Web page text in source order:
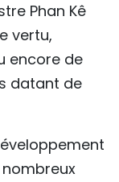
Phan Kê
vertu,
encore de
datant de